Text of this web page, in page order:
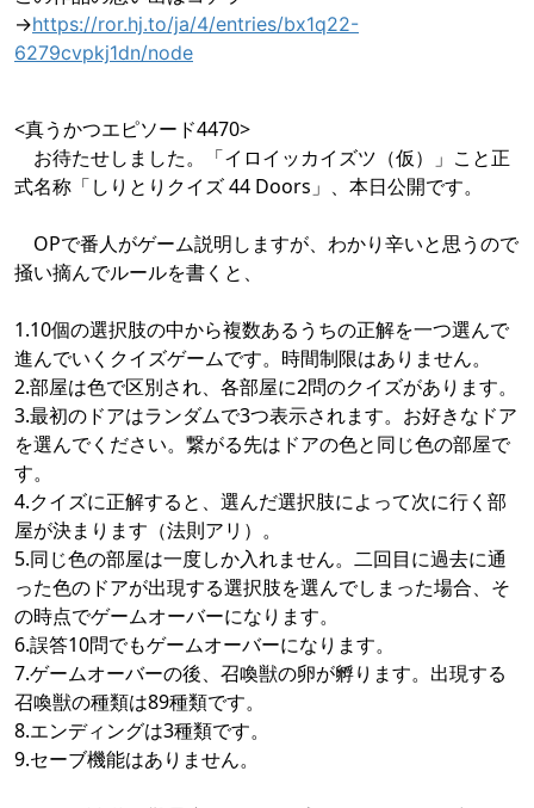
→https://ror.hj.to/ja/4/entries/bx1q22-
6279cvpkj1dn/node
<真うかつエピソード4470>
お待たせしました。「イロイッカイズツ（仮）」こと正
式名称「しりとりクイズ 44 Doors」、本日公開です。
OPで番人がゲーム説明しますが、わかり辛いと思うので
掻い摘んでルールを書くと、
1.10個の選択肢の中から複数あるうちの正解を一つ選んで
進んでいくクイズゲームです。時間制限はありません。
2.部屋は色で区別され、各部屋に2問のクイズがあります。
3.最初のドアはランダムで3つ表示されます。お好きなドア
を選んでください。繋がる先はドアの色と同じ色の部屋で
す。
4.クイズに正解すると、選んだ選択肢によって次に行く部
屋が決まります（法則アリ）。
5.同じ色の部屋は一度しか入れません。二回目に過去に通
った色のドアが出現する選択肢を選んでしまった場合、そ
の時点でゲームオーバーになります。
6.誤答10問でもゲームオーバーになります。
7.ゲームオーバーの後、召喚獣の卵が孵ります。出現する
召喚獣の種類は89種類です。
8.エンディングは3種類です。
9.セーブ機能はありません。